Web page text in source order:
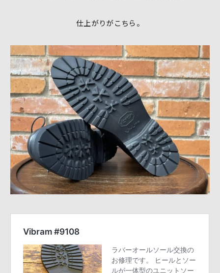
仕上がりがこちら。